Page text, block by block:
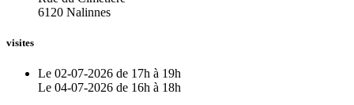
6120 Nalinnes
visites
Le 02-07-2026 de 17h à 19h
Le 04-07-2026 de 16h à 18h